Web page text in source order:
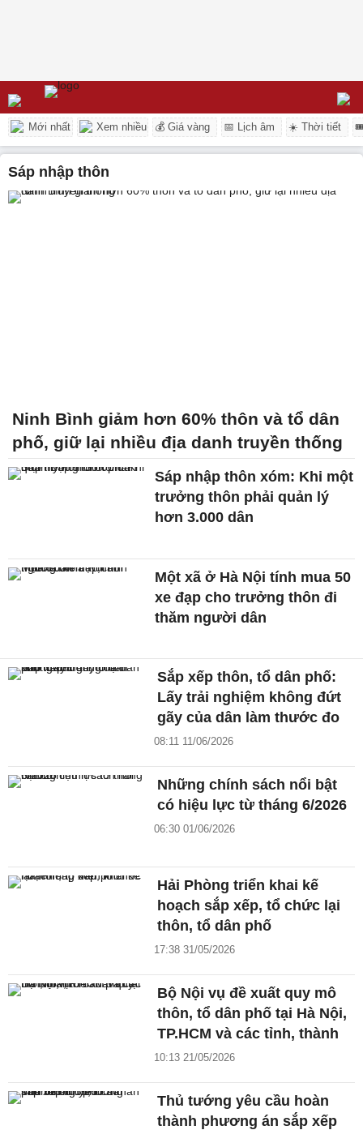
Mới nhất Xem nhiều 💰 Giá vàng 📅 Lịch âm ☀️ Thời tiết
sáp nhập thôn
Ninh Bình giảm hơn 60% thôn và tổ dân
phố, giữ lại nhiều địa danh truyền thống
Sáp nhập thôn xóm: Khi một
trưởng thôn phải quản lý
hơn 3.000 dân
Một xã ở Hà Nội tính mua 50
xe đạp cho trưởng thôn đi
thăm người dân
Sắp xếp thôn, tổ dân phố:
Lấy trải nghiệm không đứt
gãy của dân làm thước đo
08:11 11/06/2026
Những chính sách nổi bật
có hiệu lực từ tháng 6/2026
06:30 01/06/2026
Hải Phòng triển khai kế
hoạch sắp xếp, tổ chức lại
thôn, tổ dân phố
17:38 31/05/2026
Bộ Nội vụ đề xuất quy mô
thôn, tổ dân phố tại Hà Nội,
TP.HCM và các tỉnh, thành
10:13 21/05/2026
Thủ tướng yêu cầu hoàn
thành phương án sắp xếp